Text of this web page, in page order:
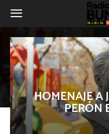
HOMENAJE
PERÓN